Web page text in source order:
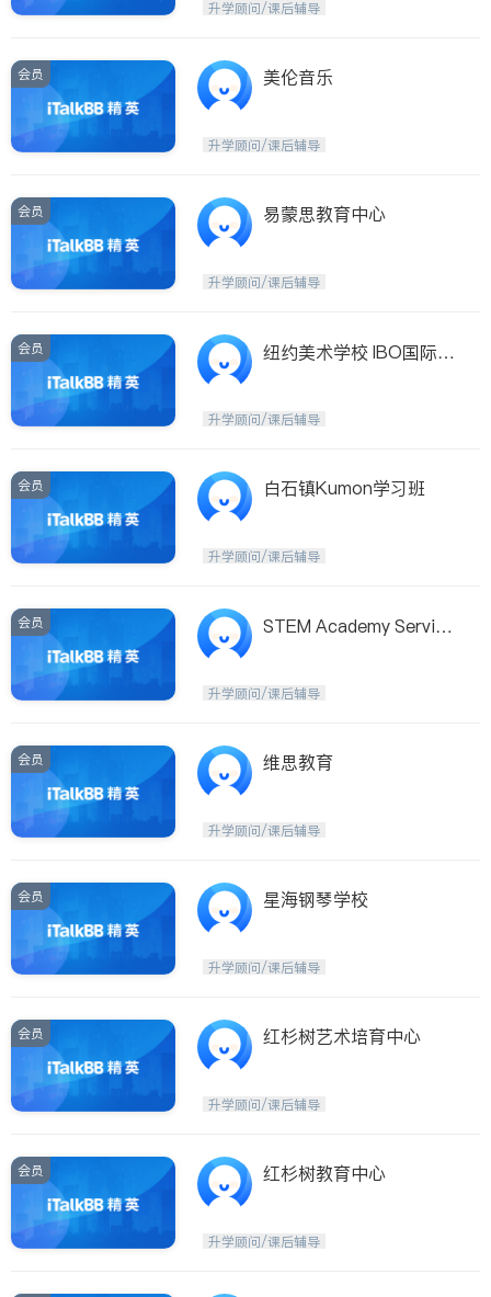
升学顾问/课后辅导
会员 美伦音乐
升学顾问/课后辅导
会员 易蒙思教育中心
升学顾问/课后辅导
会员
纽约美术学校 IBO国际艺
升学顾问/课后辅导
会员 白石镇Kumon学习班
升学顾问/课后辅导
会员
STEM Academy Service
升学顾问/课后辅导
会员 维思教育
升学顾问/课后辅导
会员 星海钢琴学校
升学顾问/课后辅导
会员 红杉树艺术培育中心
升学顾问/课后辅导
会员 红杉树教育中心
升学顾问/课后辅导